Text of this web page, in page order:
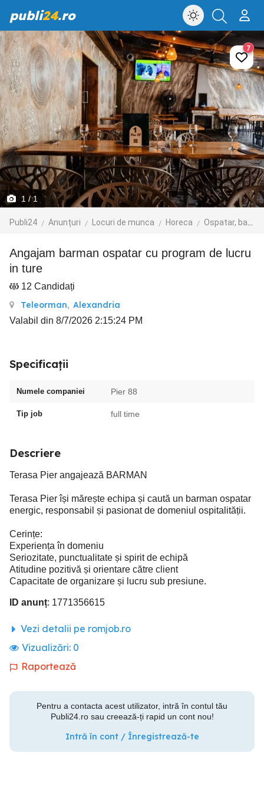
publi24.ro
1 / 1
Publi24 Anunțuri Locuri de munca Horeca Ospatar, barman, sef de sala
7
Angajam barman ospatar cu program de lucru
in ture
12 Candidați
Teleorman, Alexandria
Valabil din 8/7/2026 2:15:24 PM
Specificații
Numele companiei Pier 88
Tip job full time
Descriere
Terasa Pier angajează BARMAN
Terasa Pier își mărește echipa și caută un barman ospatar
energic, responsabil și pasionat de domeniul ospitalității.
Cerințe:
Experiența în domeniu
Seriozitate, punctualitate și spirit de echipă
Atitudine pozitivă și orientare către client
Capacitate de organizare și lucru sub presiune.
ID anunț: 1771356615
Vezi detalii pe romjob.ro
Vizualizări: 0
Raportează
Pentru a contacta acest utilizator, intră în contul tău
Publi24.ro sau creează-ți rapid un cont nou!
Intră în cont / Înregistrează-te